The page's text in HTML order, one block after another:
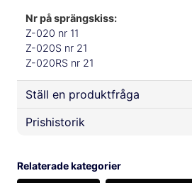
Nr på sprängskiss:
Z-020 nr 11
Z-020S nr 21
Z-020RS nr 21
Ställ en produktfråga
question
Prishistorik
Relaterade kategorier